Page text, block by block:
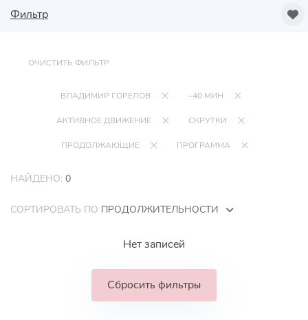
Фильтр
ОЧИСТИТЬ ФИЛЬТР
ВЛАДИМИР ГОРЕЛОВ ~40 МИН
АКТИВНОЕ ДВИЖЕНИЕ СКРУТКИ
ПРОДОЛЖАЮЩИЕ ПРОГРАММА
НАЙДЕНО: 0
СОРТИРОВАТЬ ПО ПРОДОЛЖИТЕЛЬНОСТИ
Нет записей
Сбросить фильтры